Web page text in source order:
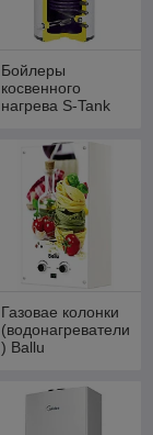
Бойлеры
косвенного
нагрева S-Tank
Газовае колонки
(водонагреватели
) Ballu